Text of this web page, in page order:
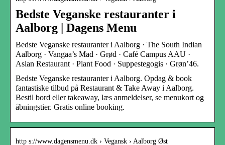
Bedste Veganske restauranter i
Aalborg | Dagens Menu
Bedste Veganske restauranter i Aalborg · The South Indian
Aalborg · Vangaa’s Mad · Grød · Café Campus AAU ·
Asian Restaurant · Plant Food · Suppestegogis · Grøn’46.
Bedste Veganske restauranter i Aalborg. Opdag & book
fantastiske tilbud på Restaurant & Take Away i Aalborg.
Bestil bord eller takeaway, læs anmeldelser, se menukort og
åbningstier. Gratis online booking.
http s://www.dagensmenu.dk › Vegansk › Aalborg Øst